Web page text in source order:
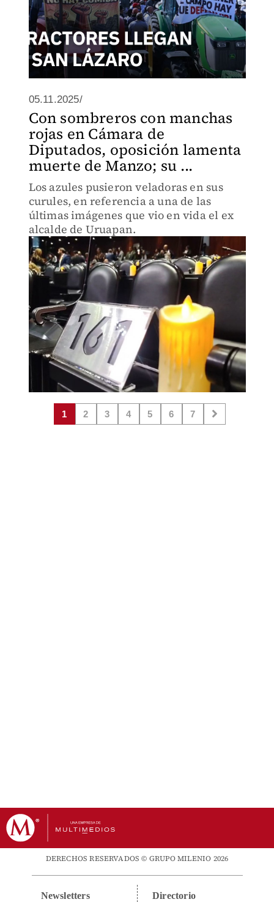
05.11.2025/
Con sombreros con manchas
rojas en Cámara de
Diputados, oposición lamenta
muerte de Manzo; su ...
Los azules pusieron veladoras en sus
curules, en referencia a una de las
últimas imágenes que vio en vida el ex
alcalde de Uruapan.
1 2 3 4 5 6 7
DERECHOS RESERVADOS © GRUPO MILENIO 2026
Newsletters Directorio